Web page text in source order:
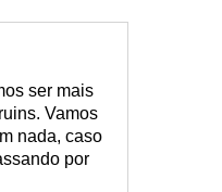
ser mais
Vamos
nada, caso
por